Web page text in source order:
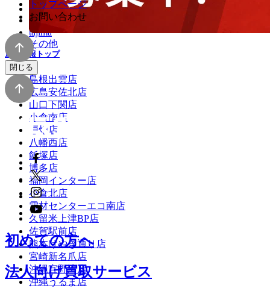
MAX
オグラ
tajima
その他
閉じる
店舗情報トップ
島根出雲店
広島安佐北店
山口下関店
小倉南店
戸畑店
八幡西店
飯塚店
博多店
福岡インター店
小倉北店
電材センターエコ南店
久留米上津BP店
佐賀駅前店
熊本けやき通り店
宮崎新名爪店
沖縄宜野湾店
沖縄うるま店
トップページ
お問い合わせ
初めての方へ
法人向け買取サービス